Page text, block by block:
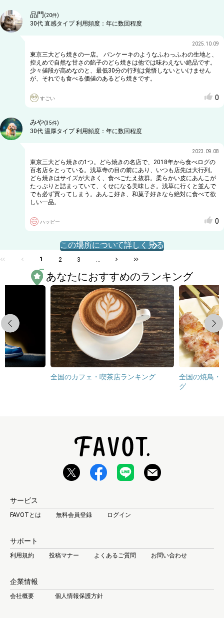
品門 (20件)
30代 直感タイプ利用頻度： 年に数回程度
2025.10.09
東京三大どら焼きの一店。 パンケーキのようなふわっふわの生地と、
控えめで自然な甘さの餡子のどら焼きは他では味わえない絶品です。
少々値段が高めなのと、最低30分の行列は覚悟しないといけません
が、それでも食べる価値のあるどら焼きです。
すごい 0
みや(35件)
30代 温厚タイプ利用頻度： 年に数回程度
2023.09.08
東京三大どら焼きの1つ。どら焼きの名店で、2018年から食べログの
百名店をとっている。浅草寺の目の前にあり、いつも店先は大行列。
どら焼きはサイズが大きく、食べごたえ抜群。柔らかい皮にあんこが
たっぷりと詰まっていて、くせになる美味しさ。浅草に行くと並んで
でも必ず買ってしまう。あんこ好き、和菓子好きなら絶対に食べて欲
しい一品。
ハッピー 0
この場所について詳しく見る
1 2 3 ...
あなたにおすすめのランキング
Previous
全国のカフェ・喫茶店ランキング
全国の焼鳥・
グ
Next
サービス
FAVOTとは 無料会員登録 ログイン
サポート
利用規約 投稿マナー よくあるご質問 お問い合わせ
企業情報
会社概要 個人情報保護方針